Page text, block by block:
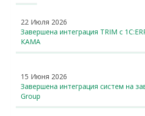
22 Июля 2026
Завершена интеграция TRIM с
КАМА
15 Июня 2026
Завершена интеграция систем на
Group